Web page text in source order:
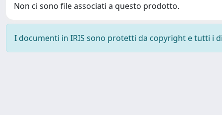
Non ci sono file associati a questo prodotto.
I documenti in IRIS sono protetti da copyright e tutti i